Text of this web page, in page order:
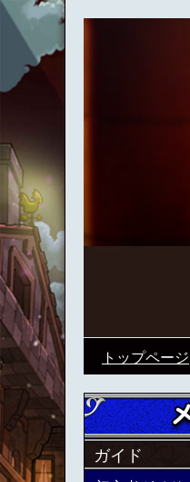
トップページ
ガイド